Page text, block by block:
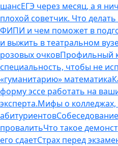
шансЕГЭ через месяц, а я
плохой советчик. Что
ФИПИ и чем поможет в
и выжить в театральном
розовых очковПрофильный
специальность, чтобы не
«гуманитарию» математика
форму эссе работать на
эксперта.Мифы о
абитуриентов
провалитьЧто такое
его сдаетСтрах перед